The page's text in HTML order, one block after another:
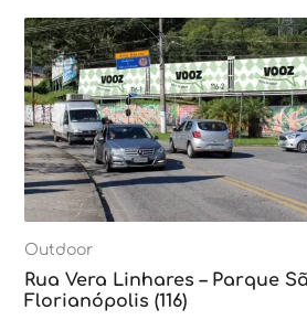
Outdoor
Rua Vera Linhares – Parque
Florianópolis (116)